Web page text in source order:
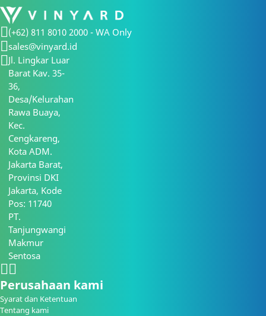
(+62) 811 8010 2000 - WA Only
sales@vinyard.id
Jl. Lingkar Luar
Barat Kav. 35-
36,
Desa/Kelurahan
Rawa Buaya,
Kec.
Cengkareng,
Kota ADM.
Jakarta Barat,
Provinsi DKI
Jakarta, Kode
Pos: 11740
PT.
Tanjungwangi
Makmur
Sentosa
Perusahaan kami
Syarat dan Ketentuan
Tentang kami